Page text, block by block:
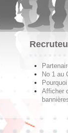
No 1 au
Afficher